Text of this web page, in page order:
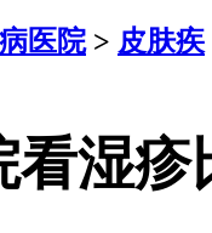
医院> 皮肤疾
看湿疹